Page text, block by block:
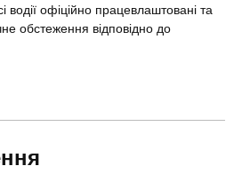
водії офіційно працевлаштовані та
обстеження відповідно до